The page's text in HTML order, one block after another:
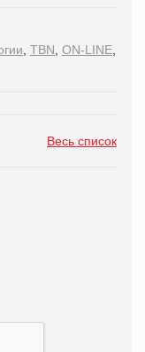
TBN ON-LINE
Весь список